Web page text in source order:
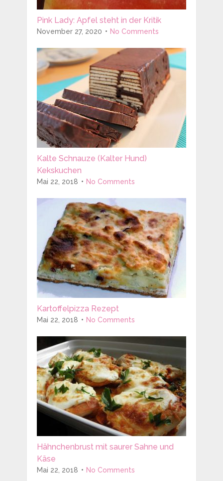
Pink Lady: Apfel steht in der Kritik
November 27, 2020 No Comments
Kalte Schnauze (Kalter Hund)
Kekskuchen
Mai 22, 2018 No Comments
Kartoffelpizza Rezept
Mai 22, 2018 No Comments
Hähnchenbrust mit saurer Sahne und
Käse
Mai 22, 2018 No Comments